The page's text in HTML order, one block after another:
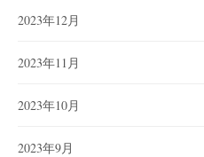
2023年12月
2023年11月
2023年10月
2023年9月